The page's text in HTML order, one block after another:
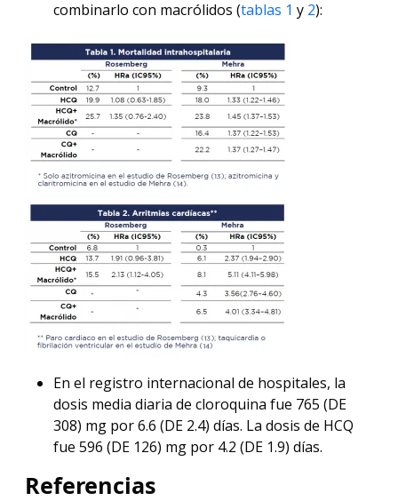
combinarlo con macrólidos (tablas 1 y 2):
En el registro internacional de hospitales, la
dosis media diaria de cloroquina fue 765 (DE
308) mg por 6.6 (DE 2.4) días. La dosis de HCQ
fue 596 (DE 126) mg por 4.2 (DE 1.9) días.
Referencias